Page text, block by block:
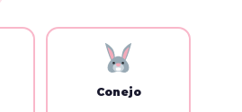
Conejo